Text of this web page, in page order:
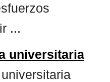
...
universitaria